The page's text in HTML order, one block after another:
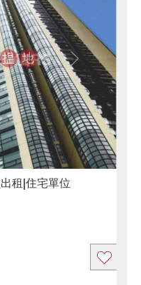
租|住宅單位